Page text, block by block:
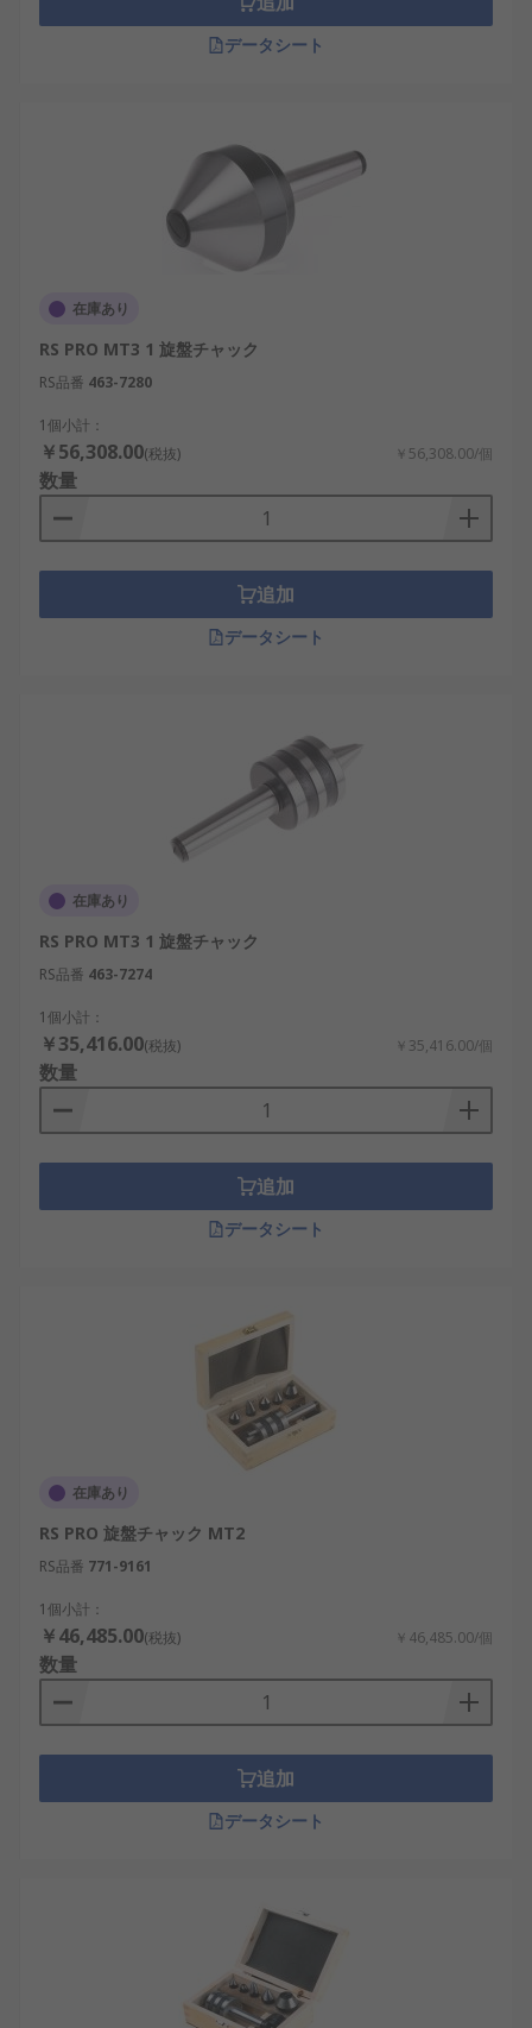
データシート
在庫あり
RS PRO MT3 1 旋盤チャック
RS品番 463-7280
1個小計：
￥56,308.00(税抜) ￥56,308.00/個
数量
追加
データシート
在庫あり
RS PRO MT3 1 旋盤チャック
RS品番 463-7274
1個小計：
￥35,416.00(税抜) ￥35,416.00/個
数量
追加
データシート
在庫あり
RS PRO 旋盤チャック MT2
RS品番 771-9161
1個小計：
￥46,485.00(税抜) ￥46,485.00/個
数量
追加
データシート